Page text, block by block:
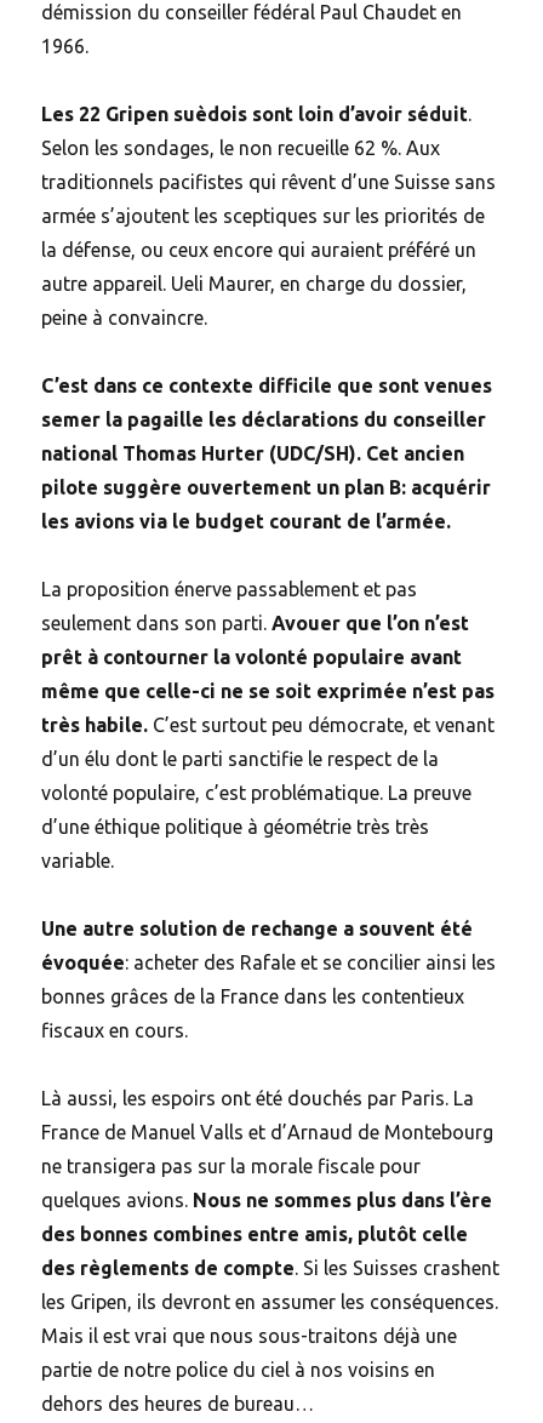
démission du conseiller fédéral Paul Chaudet en
1966.
Les 22 Gripen suèdois sont loin d’avoir séduit.
Selon les sondages, le non recueille 62 %. Aux
traditionnels pacifistes qui rêvent d’une Suisse sans
armée s’ajoutent les sceptiques sur les priorités de
la défense, ou ceux encore qui auraient préféré un
autre appareil. Ueli Maurer, en charge du dossier,
peine à convaincre.
C’est dans ce contexte difficile que sont venues
semer la pagaille les déclarations du conseiller
national Thomas Hurter (UDC/SH). Cet ancien
pilote suggère ouvertement un plan B: acquérir
les avions via le budget courant de l’armée.
La proposition énerve passablement et pas
seulement dans son parti.Avouer que l’on n’est
prêt à contourner la volonté populaire avant
même que celle-ci ne se soit exprimée n’est pas
très habile. C’est surtout peu démocrate, et venant
d’un élu dont le parti sanctifie le respect de la
volonté populaire, c’est problématique. La preuve
d’une éthique politique à géométrie très très
variable.
Une autre solution de rechange a souvent été
évoquée: acheter des Rafale et se concilier ainsi les
bonnes grâces de la France dans les contentieux
fiscaux en cours.
Là aussi, les espoirs ont été douchés par Paris. La
France de Manuel Valls et d’Arnaud de Montebourg
ne transigera pas sur la morale fiscale pour
quelques avions. Nous ne sommes plus dans l’ère
des bonnes combines entre amis, plutôt celle
des règlements de compte. Si les Suisses crashent
les Gripen, ils devront en assumer les conséquences.
Mais il est vrai que nous sous-traitons déjà une
partie de notre police du ciel à nos voisins en
dehors des heures de bureau…